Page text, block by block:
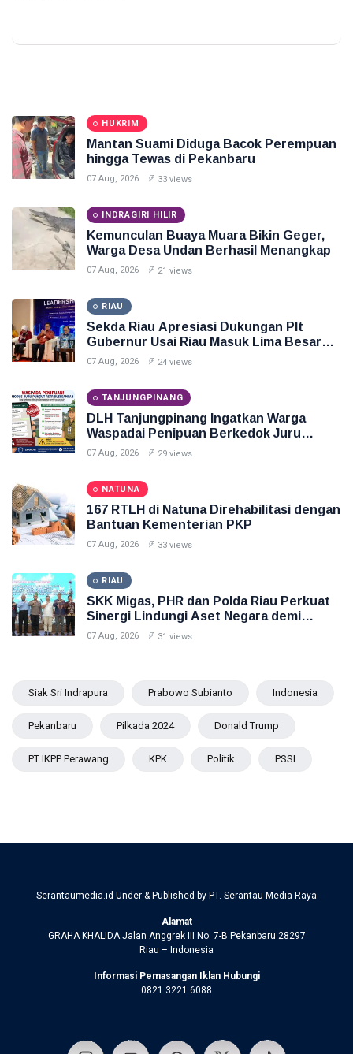
HUKRIM
Mantan Suami Diduga Bacok Perempuan
hingga Tewas di Pekanbaru
07 Aug, 2026 33 views
INDRAGIRI HILIR
Kemunculan Buaya Muara Bikin Geger,
Warga Desa Undan Berhasil Menangkap
07 Aug, 2026 21 views
RIAU
Sekda Riau Apresiasi Dukungan Plt
Gubernur Usai Riau Masuk Lima Besar
ADLG Awards 2026
07 Aug, 2026 24 views
TANJUNGPINANG
DLH Tanjungpinang Ingatkan Warga
Waspadai Penipuan Berkedok Juru
Pungut Retribusi Sampah
07 Aug, 2026 29 views
NATUNA
167 RTLH di Natuna Direhabilitasi dengan
Bantuan Kementerian PKP
07 Aug, 2026 33 views
RIAU
SKK Migas, PHR dan Polda Riau Perkuat
Sinergi Lindungi Aset Negara demi
Menjaga Ketahanan Energi Nasional
07 Aug, 2026 31 views
Siak Sri Indrapura Prabowo Subianto Indonesia
Pekanbaru Pilkada 2024 Donald Trump
PT IKPP Perawang KPK Politik PSSI
Serantaumedia.id Under & Published by PT. Serantau Media Raya
Alamat
GRAHA KHALIDA Jalan Anggrek III No. 7-B Pekanbaru 28297
Riau – Indonesia
Informasi Pemasangan Iklan Hubungi
0821 3221 6088